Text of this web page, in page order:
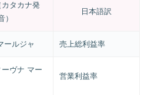
タカナ発
）
日本語訳
ールジャ 売上総利益率
ヴナ マー
営業利益率